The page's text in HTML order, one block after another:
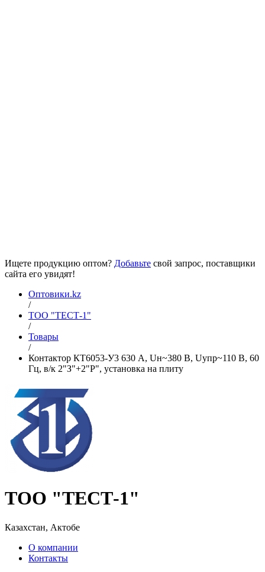
Ищете продукцию оптом? Добавьте свой запрос, поставщики
сайта его увидят!
Оптовики.kz
/
ТОО "ТЕСТ-1"
/
Товары
/
Контактор КТ6053-У3 630 А, Uн~380 В, Uупр~110 В, 60
Гц, в/к 2"З"+2"Р", установка на плиту
ТОО "ТЕСТ-1"
Казахстан, Актобе
О компании
Контакты